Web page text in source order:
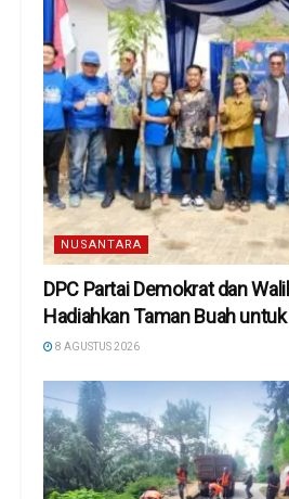
NUSANTARA
DPC Partai Demokrat dan
Hadiahkan Taman Buah
8 AGUSTUS 2026